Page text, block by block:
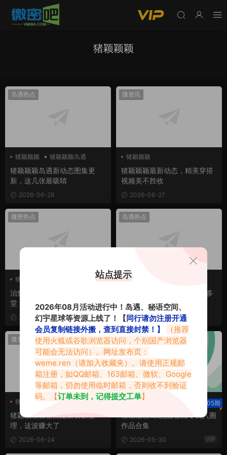
猪颖颖颖
岛遇热点
猪颖颖颖 猪颖颖颖岛遇
猪颖颖颖岛遇新动态图集更
新，这几张最吸睛
2026-06-28
微资讯
猪颖颖颖
猪颖颖颖最新动态，精美穿搭
视频美不胜收
2026-06-27
微密热点
猪颖颖颖
治愈系猪颖颖颖穿搭美照欣
堂，看完心情变好了
2026-06-26
岛遇热点
猪颖颖颖
猪颖颖颖岛遇新动态图集有多
美？看完你就懂了
2026-06-25
微资讯
猪颖颖颖 猪颖颖颖微密圈
猪颖颖颖微密圈图集资源整
理，这波赚大了
2026-06-24
岛遇·微密圈
猪颖颖颖 05期
猪颖颖颖岛遇_微密圈专属入圈
作品合集
2026-05-30 VIP
VIP
站点提示
2026年08月活动进行中！岛遇、秘语空间、
幻宇星球等资源上线了！【同行请勿注册开通
会员复制链接外搬，查到直接封禁！】
（推荐
使用火狐或谷歌浏览器访问，个别国产浏览器
可能会无法访问）。网址发布页：
weme.ren （请加入收藏夹）。请使用正规邮
箱注册，如QQ邮箱、163邮箱、微软、Google
等邮箱，切勿使用临时邮箱，否则收不到验证
码。【订单未到，记得提交工单】